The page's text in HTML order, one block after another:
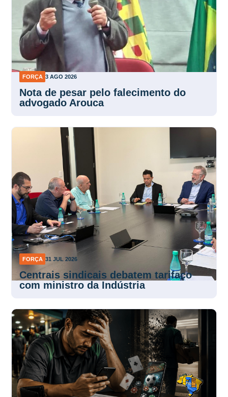
FORÇA 3 AGO 2026
Nota de pesar pelo falecimento do
advogado Arouca
FORÇA 31 JUL 2026
Centrais sindicais debatem tarifaço
com ministro da Indústria